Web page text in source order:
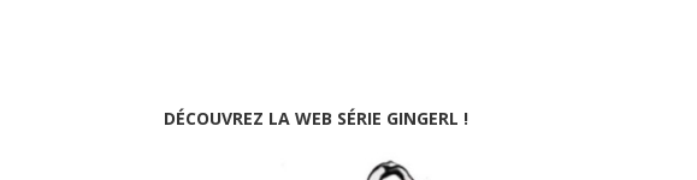
DÉCOUVREZ LA WEB SÉRIE GINGERL !